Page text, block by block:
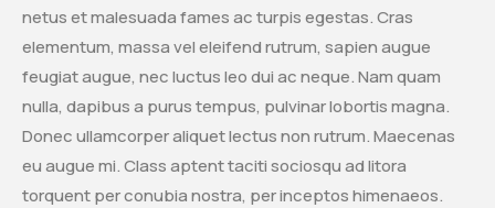
netus et malesuada fames ac turpis egestas. Cras
elementum, massa vel eleifend rutrum, sapien augue
feugiat augue, nec luctus leo dui ac neque. Nam quam
nulla, dapibus a purus tempus, pulvinar lobortis magna.
Donec ullamcorper aliquet lectus non rutrum. Maecenas
eu augue mi. Class aptent taciti sociosqu ad litora
torquent per conubia nostra, per inceptos himenaeos.